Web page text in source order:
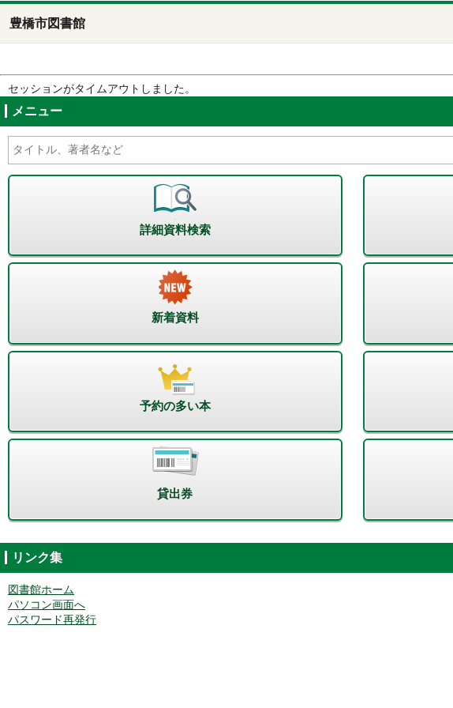
豊橋市図書館
セッションがタイムアウトしました。
メニュー
詳細資料検索
新着資料
予約の多い本
貸出券
リンク集
図書館ホーム
パソコン画面へ
パスワード再発行